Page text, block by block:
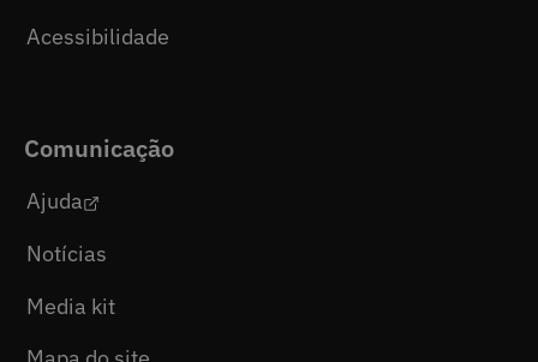
Acessibilidade
Comunicação
Ajuda
Notícias
Media kit